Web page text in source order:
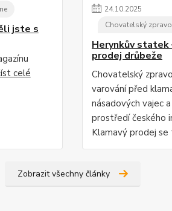
jste s
celé
24.10.2025
Chovatelský
Herynkův statek
prodej drůbeže
Chovatelský
varování před
násadových vajec
prostředí českého
Klamavý prodej se
Zobrazit všechny články